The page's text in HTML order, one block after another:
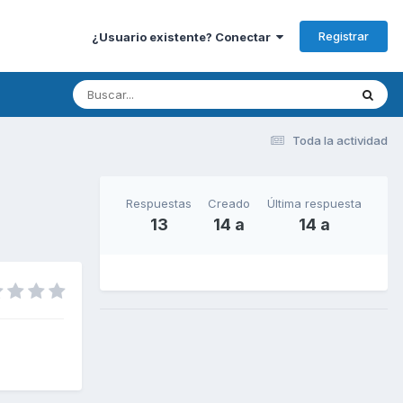
¿Usuario existente? Conectar Registrar
Toda la actividad
Respuestas
13
Creado
14 a
Última respuesta
14 a